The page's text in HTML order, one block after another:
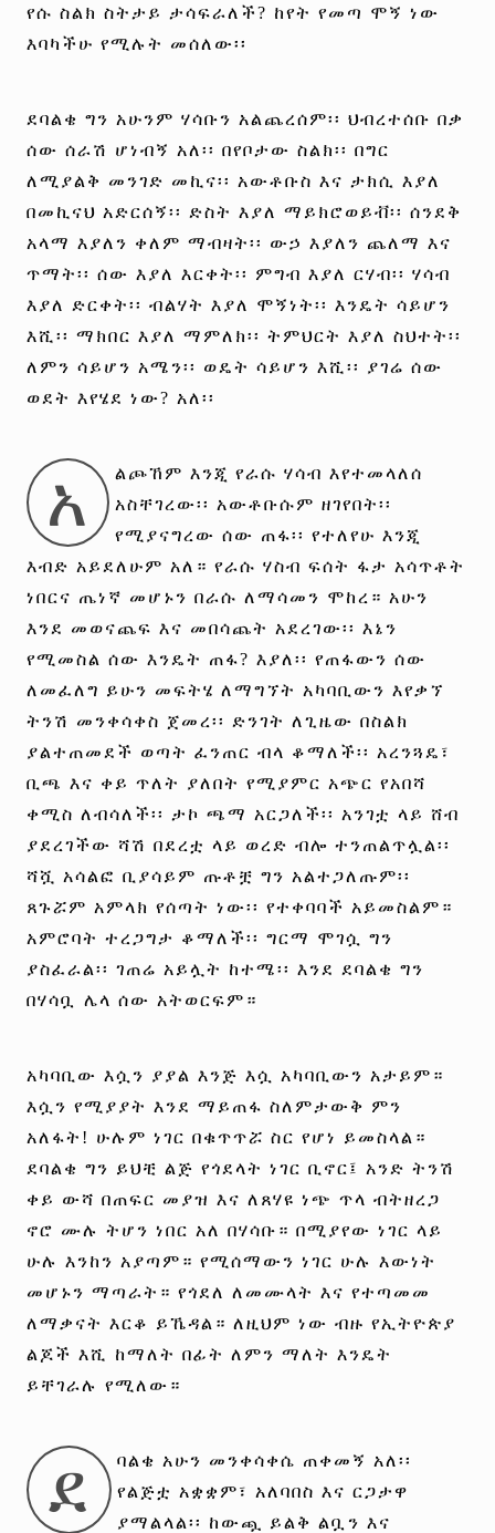
የሱ ስልክ ስትታይ ታሳፍራለች? ከየት የመጣ ሞኝ ነው
እባካችሁ የሚሉት መሰለው፡፡
ደባልቄ ግን አሁንም ሃሳቡን አልጨረሰም፡፡ ህብረተሰቡ በቃ
ሰው ሰራሽ ሆነብኝ አለ፡፡ በየቦታው ስልክ፡፡ በግር
ለሚያልቅ መንገድ መኪና፡፡ አውቶቡስ እና ታክሲ እያለ
በመኪናህ አድርሰኝ፡፡ ድስት እያለ ማይክሮወይቭ፡፡ ሰንደቅ
አላማ እያለን ቀለም ማብዛት፡፡ ውኃ እያለን ጨለማ እና
ጥማት፡፡ ሰው እያለ እርቀት፡፡ ምግብ እያለ ርሃብ፡፡ ሃሳብ
እያለ ድርቀት፡፡ ብልሃት እያለ ሞኝነት፡፡ እንዴት ሳይሆን
እሺ፡፡ ማክበር እያለ ማምለክ፡፡ ትምህርት እያለ ስህተት፡፡
ለምን ሳይሆን አሜን፡፡ ወዴት ሳይሆን እሺ፡፡ ያገሬ ሰው
ወደት እየሄደ ነው? አለ፡፡
አ
ልጮኸም እንጂ የራሱ ሃሳብ እየተመላለሰ
አስቸገረው፡፡ አውቶቡሱም ዘገየበት፡፡
የሚያናግረው ሰው ጠፋ፡፡ የተለየሁ እንጂ
እብድ አይደለሁም አለ። የራሱ ሃስብ ፍሰት ፋታ አሳጥቶት
ነበርና ጤነኛ መሆኑን በራሱ ለማሳመን ሞከረ። አሁን
እንደ መወናጨፍ እና መበሳጨት አደረገው፡፡ እኔን
የሚመስል ሰው እንዴት ጠፋ? እያለ፡፡ የጠፋውን ሰው
ለመፈለግ ይሁን መፍትሄ ለማግኘት አካባቢውን እየቃኘ
ትንሽ መንቀሳቀስ ጀመረ፡፡ ድንገት ለጊዜው በስልክ
ያልተጠመደች ወጣት ፈንጠር ብላ ቆማለች፡፡ አረንጓዴ፣
ቢጫ እና ቀይ ጥለት ያለበት የሚያምር አጭር የአበሻ
ቀሚስ ለብሳለች፡፡ ታኮ ጫማ አርጋለች፡፡ አንገቷ ላይ ሸብ
ያደረገችው ሻሽ በደረቷ ላይ ወረድ ብሎ ተንጠልጥሏል፡፡
ሻሿ አሳልፎ ቢያሳይም ጡቶቿ ግን አልተጋለጡም፡፡
ጸጉሯም አምላክ የሰጣት ነው፡፡ የተቀባባች አይመስልም።
አምሮባት ተረጋግታ ቆማለች፡፡ ግርማ ሞገሷ ግን
ያስፈራል፡፡ ገጠሬ አይሏት ከተሜ፡፡ እንደ ደባልቄ ግን
በሃሳቧ ሌላ ሰው አትወርፍም።
አካባቢው እሷን ያያል እንጅ እሷ አካባቢውን አታይም።
እሷን የሚያያት እንደ ማይጠፋ ስለምታውቅ ምን
አለፋት! ሁሉም ነገር በቁጥጥሯ ስር የሆነ ይመስላል።
ደባልቄ ግን ይህቺ ልጅ የጎደላት ነገር ቢኖር፤ አንድ ትንሽ
ቀይ ውሻ በጠፍር መያዝ እና ለጸሃዩ ነጭ ጥላ ብትዘረጋ
ኖሮ ሙሉ ትሆን ነበር አለ በሃሳቡ። በሚያየው ነገር ላይ
ሁሉ እንከን አያጣም። የሚሰማውን ነገር ሁሉ እውነት
መሆኑን ማጣራት። የጎደለ ለመሙላት እና የተጣመመ
ለማቃናት እርቆ ይኼዳል። ለዚህም ነው ብዙ የኢትዮጵያ
ልጆች እሺ ከማለት በፊት ለምን ማለት እንዴት
ይቸገራሉ የሚለው።
ደ
ባልቄ አሁን መንቀሳቀሴ ጠቀመኝ አለ፡፡
የልጅቷ አቋቋም፣ አለባበስ እና ርጋታዋ
ያማልላል፡፡ ከውጯ ይልቅ ልቧን እና